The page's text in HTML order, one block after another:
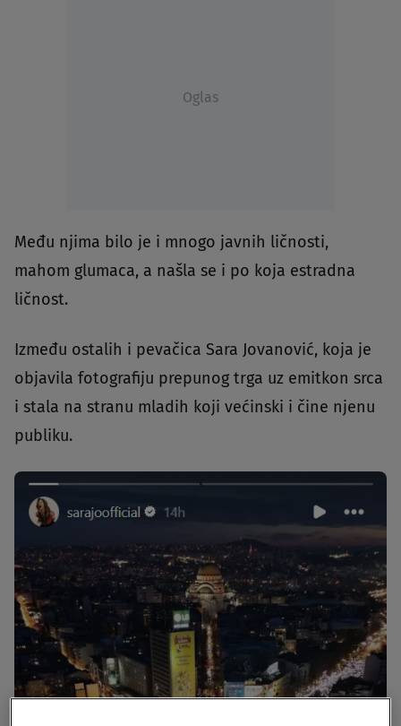
Oglas
Među njima bilo je i mnogo javnih ličnosti,
mahom glumaca, a našla se i po koja estradna
ličnost.
Između ostalih i pevačica Sara Jovanović, koja je
objavila fotografiju prepunog trga uz emitkon srca
i stala na stranu mladih koji većinski i čine njenu
publiku.